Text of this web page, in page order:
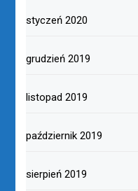
styczeń 2020
grudzień 2019
listopad 2019
październik 2019
sierpień 2019